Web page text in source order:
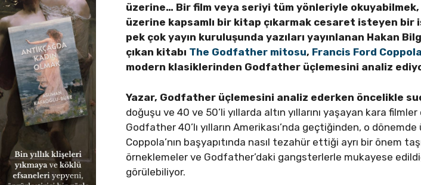
üzerine… Bir film veya seriyi tüm yönleriyle
üzerine kapsamlı bir kitap çıkarmak cesaret isteyen bir
pek çok yayın kuruluşunda yazıları yayınlanan Hakan
çıkan kitabı The Godfather mitosu, Francis Ford
modern klasiklerinden Godfather üçlemesini analiz
Yazar, Godfather üçlemesini analiz ederken öncelikle
doğuşu ve 40 ve 50’li yıllarda altın yıllarını yaşayan kara
Godfather 40’lı yılların Amerikası’nda geçtiğinden, o
Coppola’nın başyapıtında nasıl tezahür ettiği ayrı bir önem
örneklemeler ve Godfather’daki gangsterlerle mukayese
görülebiliyor.